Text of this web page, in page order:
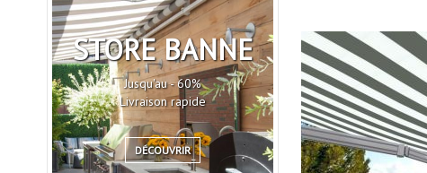
STORE BANNE
Jusqu'au - 60%
Livraison rapide
DÉCOUVRIR
Plus 15 coloris aux
DÉCOUVRIR